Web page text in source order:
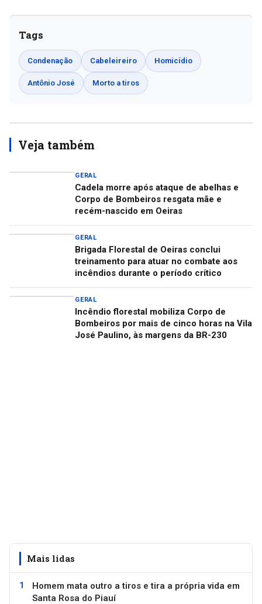
Tags
Condenação Cabeleireiro Homicídio
Antônio José Morto a tiros
Veja também
GERAL
Cadela morre após ataque de abelhas e
Corpo de Bombeiros resgata mãe e
recém-nascido em Oeiras
GERAL
Brigada Florestal de Oeiras conclui
treinamento para atuar no combate aos
incêndios durante o período crítico
GERAL
Incêndio florestal mobiliza Corpo de
Bombeiros por mais de cinco horas na Vila
José Paulino, às margens da BR-230
Mais lidas
Homem mata outro a tiros e tira a própria vida em
Santa Rosa do Piauí